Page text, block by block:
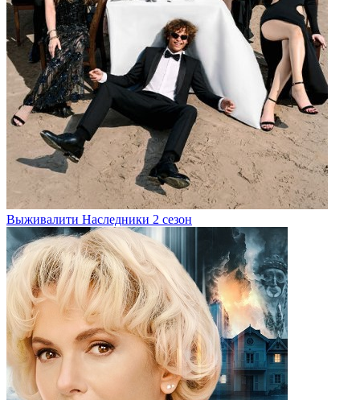
Выживалити Наследники 2 сезон